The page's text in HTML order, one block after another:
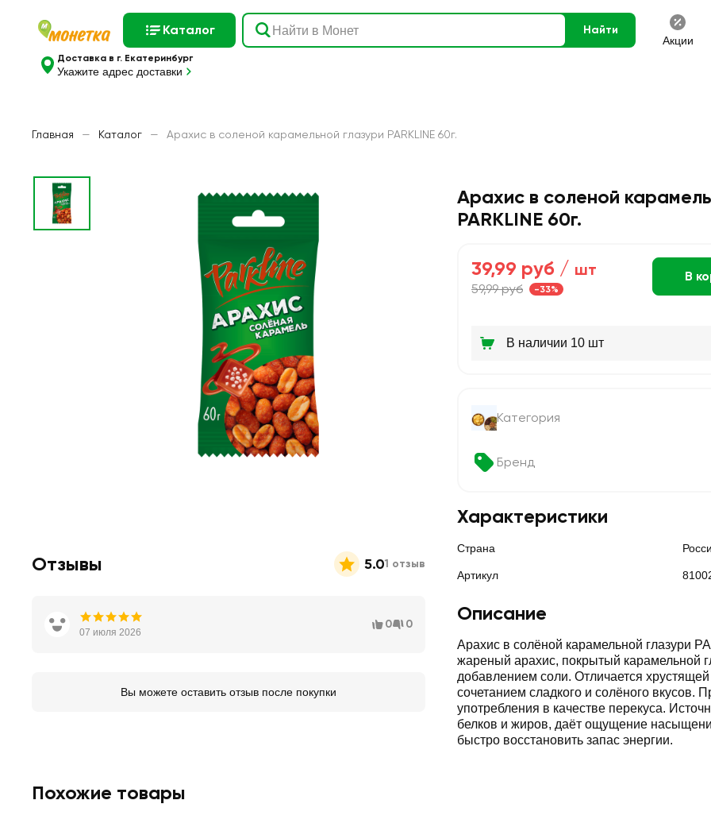
Каталог Найти
Акции
Доставка в г. Екатеринбург
Укажите адрес доставки
Главная — Каталог — Арахис в соленой карамельной глазури PARKLINE 60г.
Арахис в соленой
PARKLINE 60г.
39,99 руб / шт
59,99 руб -33%
В
В наличии 10 шт
Категория
Бренд
Характеристики
Страна
Артикул
Описание
Арахис в солёной карамельной глазури
жареный арахис, покрытый карамельной
добавлением соли. Отличается хрустящей
сочетанием сладкого и солёного вкусов.
употребления в качестве перекуса.
белков и жиров, даёт ощущение
быстро восстановить запас энергии.
Отзывы 5.01 отзыв
07 июля 2026
0 0
Вы можете оставить отзыв после покупки
Похожие товары